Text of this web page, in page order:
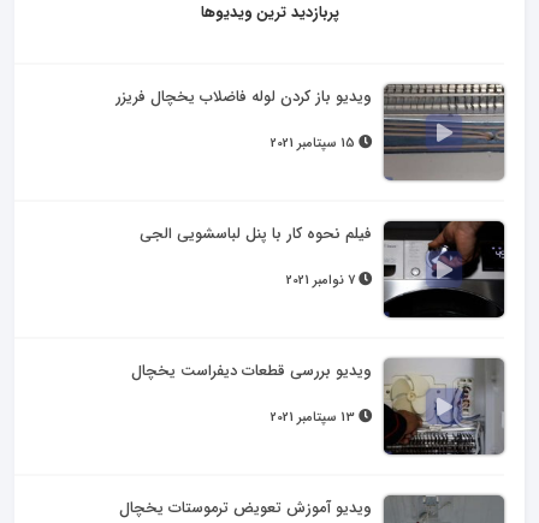
پربازدید ترین ویدیوها
ویدیو باز کردن لوله فاضلاب یخچال فریزر
فیلم نحوه کار با پنل لباسشویی الجی
ویدیو بررسی قطعات دیفراست یخچال
ویدیو آموزش تعویض ترموستات یخچال